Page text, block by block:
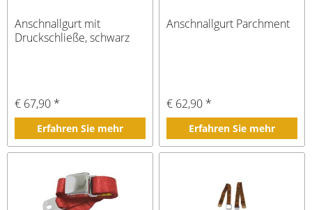
Anschnallgurt mit
Druckschließe, schwarz
€ 67,90 *
Erfahren Sie mehr
Anschnallgurt Parchment
€ 62,90 *
Erfahren Sie mehr